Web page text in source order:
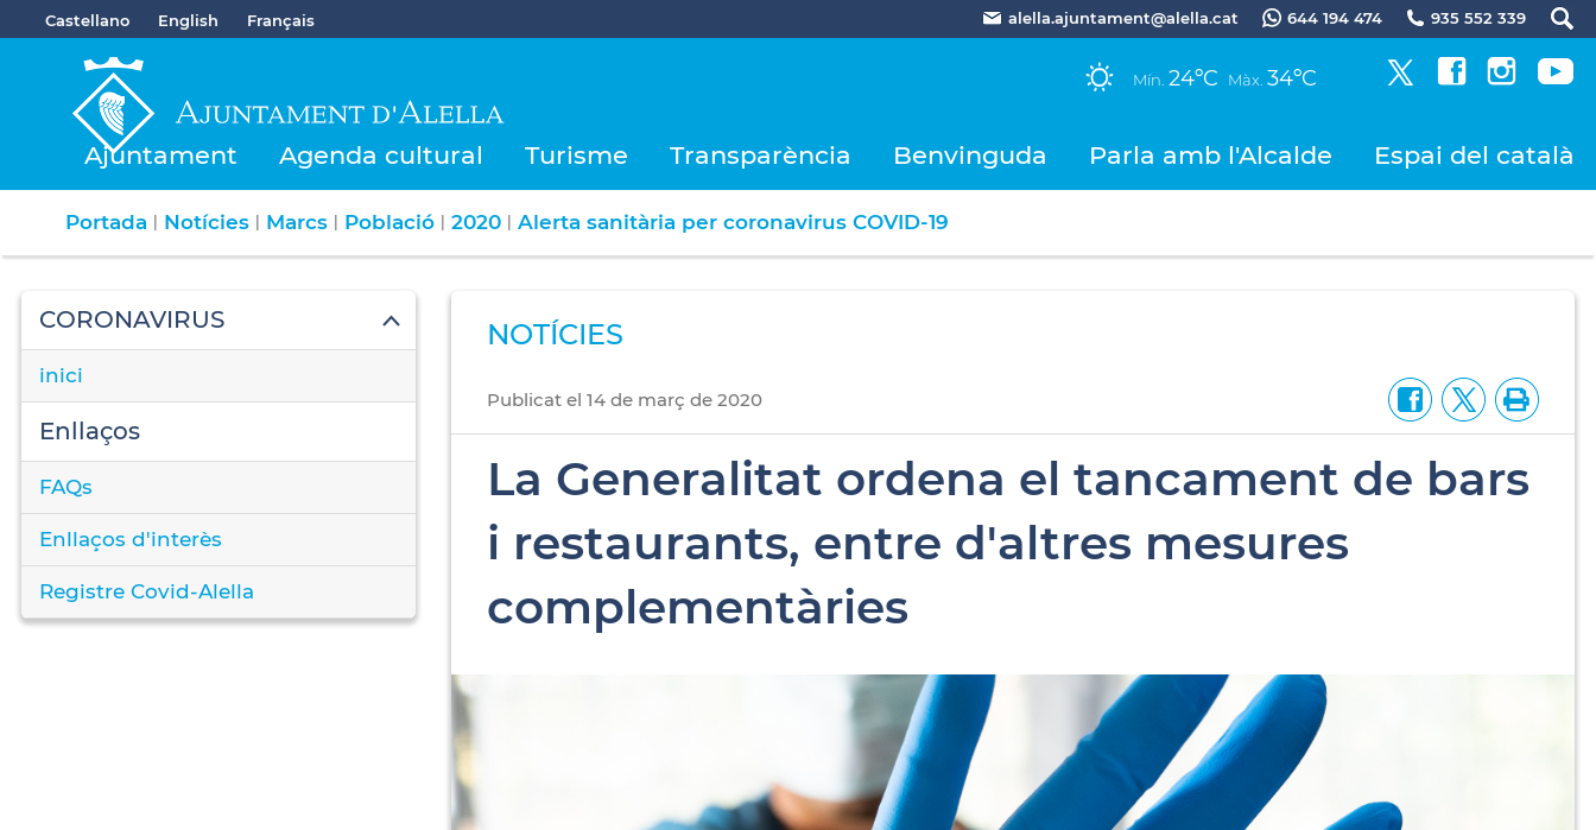
Castellano English Français alella.ajuntament@alella.cat 644 194 474 935 552 339
Mín. 24ºC Màx. 34ºC
Ajuntament Agenda cultural Turisme Transparència Benvinguda Parla amb l'Alcalde Espai del català
Portada | Notícies | Marcs | Població | 2020 | Alerta sanitària per coronavirus COVID-19
CORONAVIRUS
inici
Enllaços
FAQs
Enllaços d'interès
Registre Covid-Alella
NOTÍCIES
Publicat el 14 demarç de2020
La Generalitat ordena el tancament de bars
i restaurants, entre d'altres mesures
complementàries